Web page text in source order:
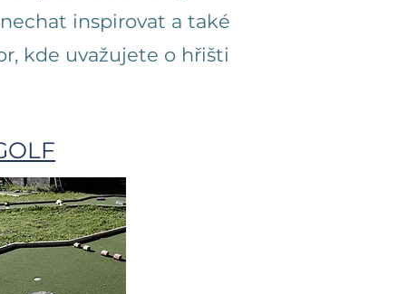
inspirovat a také
kde uvažujete o hřišti